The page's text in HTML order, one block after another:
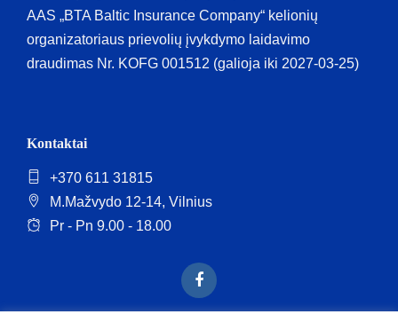
AAS „BTA Baltic Insurance Company“ kelionių
organizatoriaus prievolių įvykdymo laidavimo
draudimas Nr. KOFG 001512 (galioja iki 2027-03-25)
Kontaktai
+370 611 31815
M.Mažvydo 12-14, Vilnius
Pr - Pn 9.00 - 18.00